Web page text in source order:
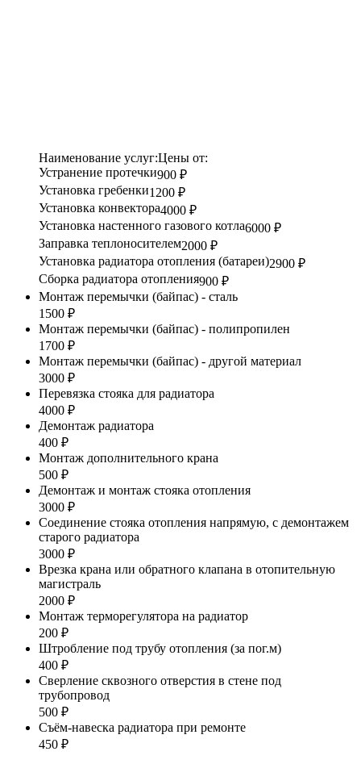
Наименование услуг:Цены от:
Устранение протечки900 ₽
Установка гребенки1200 ₽
Установка конвектора4000 ₽
Установка настенного газового котла6000 ₽
Заправка теплоносителем2000 ₽
Установка радиатора отопления (батареи)2900 ₽
Сборка радиатора отопления900 ₽
Монтаж перемычки (байпас) - сталь
1500 ₽
Монтаж перемычки (байпас) - полипропилен
1700 ₽
Монтаж перемычки (байпас) - другой материал
3000 ₽
Перевязка стояка для радиатора
4000 ₽
Демонтаж радиатора
400 ₽
Монтаж дополнительного крана
500 ₽
Демонтаж и монтаж стояка отопления
3000 ₽
Соединение стояка отопления напрямую, с демонтажем
старого радиатора
3000 ₽
Врезка крана или обратного клапана в отопительную
магистраль
2000 ₽
Монтаж терморегулятора на радиатор
200 ₽
Штробление под трубу отопления (за пог.м)
400 ₽
Сверление сквозного отверстия в стене под
трубопровод
500 ₽
Съём-навеска радиатора при ремонте
450 ₽